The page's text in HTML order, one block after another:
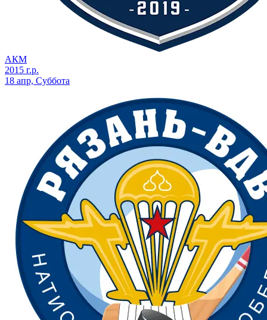
АКМ
2015 г.р.
18 апр, Суббота